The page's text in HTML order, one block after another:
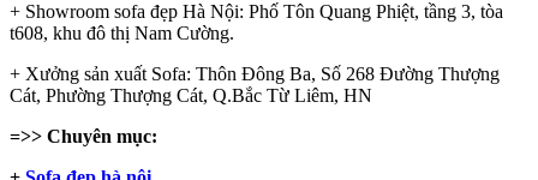
+ Showroom sofa đẹp Hà Nội: Phố Tôn Quang Phiệt, tầng 3, tòa
t608, khu đô thị Nam Cường.
+ Xưởng sản xuất Sofa: Thôn Đông Ba, Số 268 Đường Thượng
Cát, Phường Thượng Cát, Q.Bắc Từ Liêm, HN
=>> Chuyên mục: